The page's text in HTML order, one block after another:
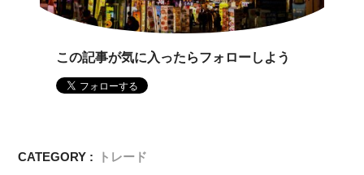
この記事が気に入ったらフォローしよう
CATEGORY :
トレード